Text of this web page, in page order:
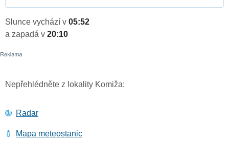
Slunce vychází v 05:52
a zapadá v 20:10
Nepřehlédněte z lokality Komiža:
Radar
Mapa meteostanic